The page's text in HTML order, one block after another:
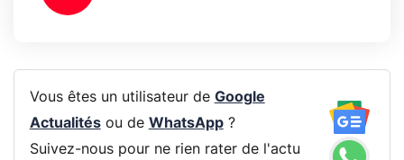
Vous êtes un utilisateur de Google
Actualitésou de WhatsApp?
Suivez-nous pour ne rien rater de l'actu